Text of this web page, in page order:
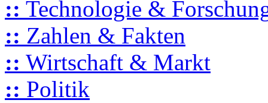
:: Technologie &
:: Zahlen & Fakten
:: Wirtschaft & Markt
:: Politik